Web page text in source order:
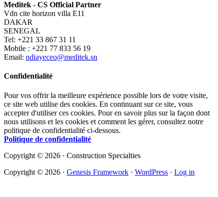
Meditek - CS Official Partner
Vdn cite horizon villa E11
DAKAR
SENEGAL
Tel: +221 33 867 31 11
Mobile : +221 77 833 56 19
Email: ndiayeceo@meditek.sn
Confidentialité
Pour vos offrir la meilleure expérience possible lors de votre visite,
ce site web utilise des cookies. En continuant sur ce site, vous
accepter d'utiliser ces cookies. Pour en savoir plus sur la façon dont
nous utilisons et les cookies et comment les gérer, consultez notre
politique de confidentialité ci-dessous.
Politique de confidentialité
Copyright © 2026 · Construction Specialties
Copyright © 2026 · Genesis Framework · WordPress · Log in